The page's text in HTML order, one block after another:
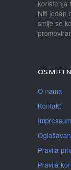
korištenja
Niti jedan
smije se
O nama
Kontakt
Impressum
Pravila
Pravila